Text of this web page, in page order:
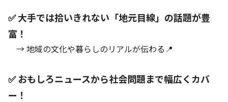
✅ 大手では拾いきれない「地元目線」の話題が豊
富！
→ 地域の文化や暮らしのリアルが伝わる📍
✅ おもしろニュースから社会問題まで幅広くカバ
ー！